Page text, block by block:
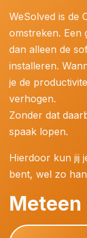
WeSolved is de
omstreken. Een
dan alleen de
installeren.
je de
verhogen.
Zonder dat
spaak lopen.
Hierdoor kun jij
bent, wel zo